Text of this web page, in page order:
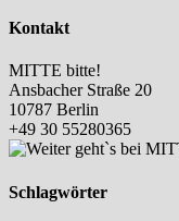
Kontakt
MITTE bitte!
Ansbacher Straße 20
10787 Berlin
+49 30 55280365
Schlagwörter